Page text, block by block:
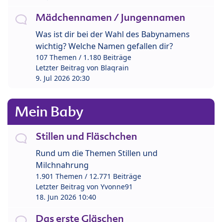
Mädchennamen / Jungennamen
Was ist dir bei der Wahl des Babynamens
wichtig? Welche Namen gefallen dir?
107 Themen / 1.180 Beiträge
Letzter Beitrag von Blaqrain
9. Jul 2026 20:30
Mein Baby
Stillen und Fläschchen
Rund um die Themen Stillen und
Milchnahrung
1.901 Themen / 12.771 Beiträge
Letzter Beitrag von Yvonne91
18. Jun 2026 10:40
Das erste Gläschen